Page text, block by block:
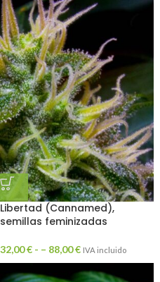
Libertad (Cannamed),
semillas feminizadas
32,00€ - – 88,00€ IVA incluido